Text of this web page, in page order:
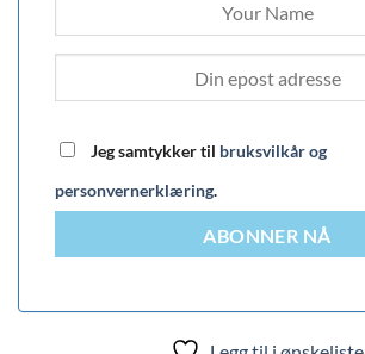
Jeg samtykker til bruksvilkår og
personvernerklæring.
ABONNER NÅ